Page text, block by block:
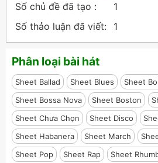
Số chủ đề đã tạo :
1
Số thảo luận đã viết:
1
Phân loại bài hát
Sheet Ballad Sheet Blues
Sheet
Sheet Bossa Nova
Sheet Boston
Sheet Chưa Chọn
Sheet Disco
Sheet Habanera
Sheet March
Sheet Pop
Sheet Rap Sheet